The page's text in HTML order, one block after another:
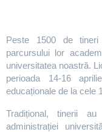
Peste 1500 de
parcursului lor
universitatea noastră.
perioada 14-16
educaționale de la cele
Tradițional, tinerii
administrației